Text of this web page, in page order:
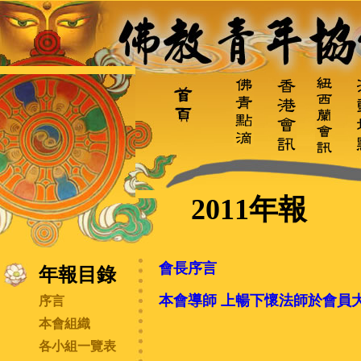
2011年報
年報目錄
序言
本會組織
各小組一覽表
會長序言
本會導師 上暢下懷法師於會員